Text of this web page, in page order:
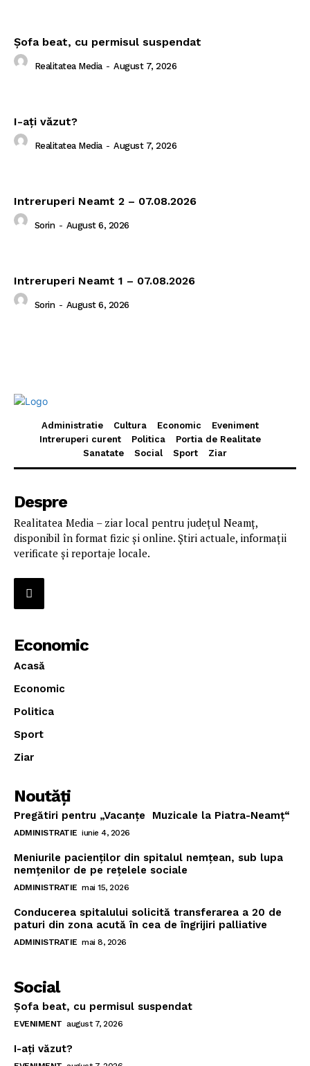
Şofa beat, cu permisul suspendat
Realitatea Media - August 7, 2026
I-aţi văzut?
Realitatea Media - August 7, 2026
Intreruperi Neamt 2 – 07.08.2026
Sorin - August 6, 2026
Intreruperi Neamt 1 – 07.08.2026
Sorin - August 6, 2026
Administratie Cultura Economic
Eveniment
Intreruperi curent
Politica
Portia de Realitate
Sanatate
Social Sport Ziar
Despre
Realitatea Media – ziar local pentru județul Neamț,
disponibil în format fizic și online. Știri actuale, informații
verificate și reportaje locale.
Economic
Acasă
Economic
Politica
Sport
Ziar
Noutăţi
Pregătiri pentru „Vacanţe Muzicale la Piatra-Neamţ“
ADMINISTRATIE iunie 4, 2026
Meniurile pacienţilor din spitalul nemţean, sub lupa
nemţenilor de pe reţelele sociale
ADMINISTRATIE mai 15, 2026
Conducerea spitalului solicită transferarea a 20 de
paturi din zona acută în cea de îngrijiri palliative
ADMINISTRATIE mai 8, 2026
Social
Şofa beat, cu permisul suspendat
EVENIMENT august 7, 2026
I-aţi văzut?